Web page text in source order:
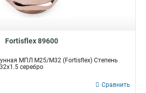
Fortisflex 89600
МПЛ М25/М32 (Fortisflex) Степень
серебро
Сравнить